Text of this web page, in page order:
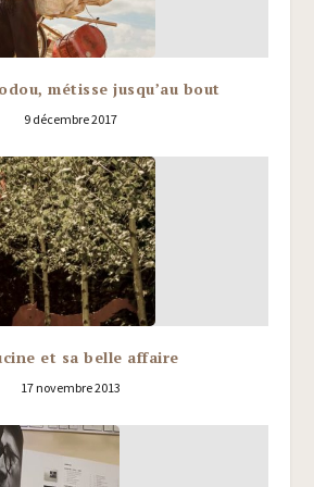
métisse jusqu’au bout
9 décembre 2017
et sa belle affaire
17 novembre 2013